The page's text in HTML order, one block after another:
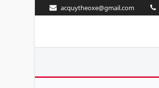
acquytheoxe@gmail.com